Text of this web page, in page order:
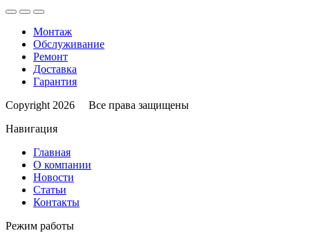
Монтаж
Обслуживание
Ремонт
Доставка
Гарантия
Copyright 2026 Все права защищены
Навигация
Главная
О компании
Новости
Статьи
Контакты
Режим работы